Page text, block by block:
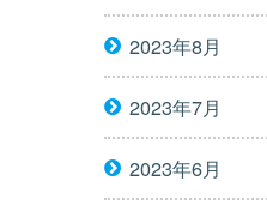
2023年8月
2023年7月
2023年6月